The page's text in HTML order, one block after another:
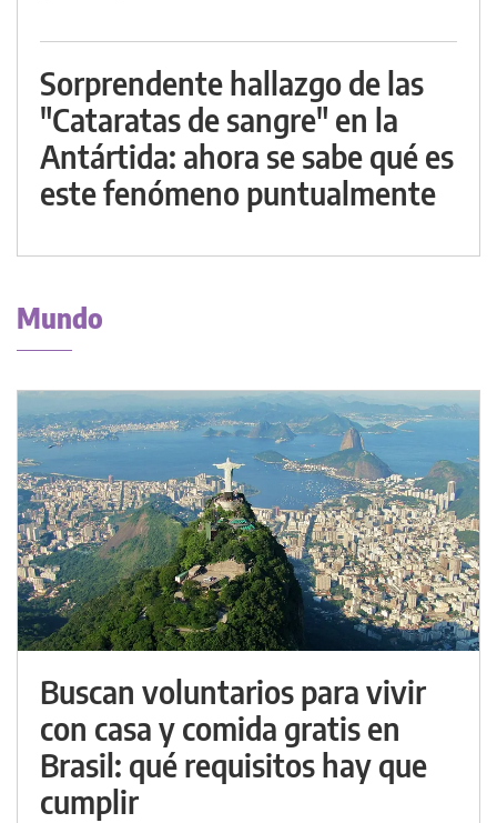
Sorprendente hallazgo de las
"Cataratas de sangre" en la
Antártida: ahora se sabe qué es
este fenómeno puntualmente
Mundo
Buscan voluntarios para vivir
con casa y comida gratis en
Brasil: qué requisitos hay que
cumplir